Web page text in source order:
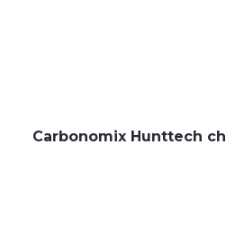
Carbonomix Hunttech